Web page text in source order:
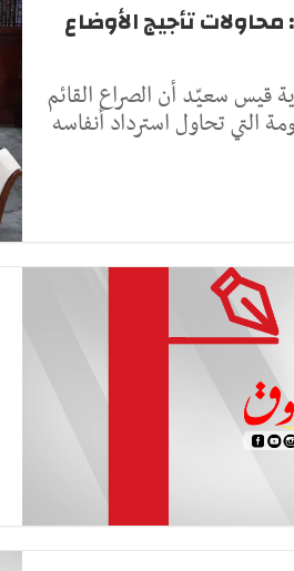
تأجيج الأوضاع
قيس سعيّد أن الصراع القائم
التي تحاول استرداد أنفاسه